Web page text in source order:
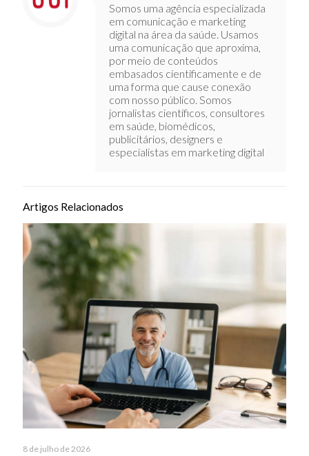
Somos uma agência especializada
em comunicação e marketing
digital na área da saúde. Usamos
uma comunicação que aproxima,
por meio de conteúdos
embasados cientificamente e de
uma forma que cause conexão
com nosso público. Somos
jornalistas científicos, consultores
em saúde, biomédicos,
publicitários, designers e
especialistas em marketing digital
Artigos Relacionados
8 de julho de 2026